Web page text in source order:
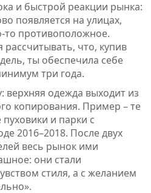
и быстрой реакции рынка:
появляется на улицах,
то противоположное.
что, купив
ты обеспечила себе
три года.
верхняя одежда выходит из
копирования. Пример – те
и парки с
2016–2018. После двух
весь рынок ими
они стали
стиля, а с желанием